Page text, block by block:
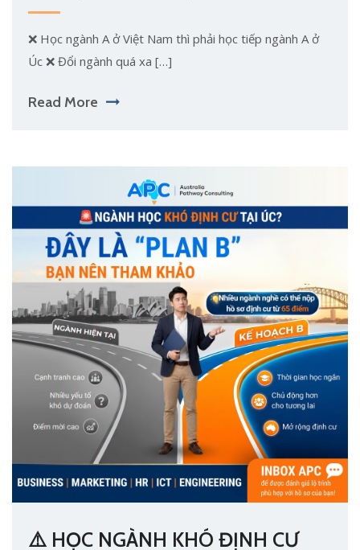
❌ Học ngành A ở Việt Nam thì phải học tiếp ngành A ở
Úc ❌ Đổi ngành quá xa […]
Read More
⚠️ HỌC NGÀNH KHÓ ĐỊNH CƯ